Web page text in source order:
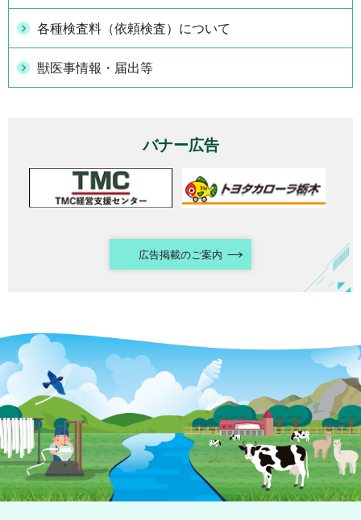
各種検査料（依頼検査）について
獣医事情報・届出等
バナー広告
広告掲載のご案内